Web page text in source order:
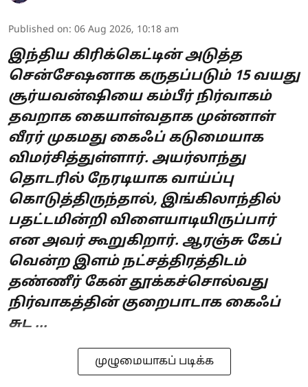
Published on: 06 Aug 2026, 10:18 am
இந்திய கிரிக்கெட்டின் அடுத்த
சென்சேஷனாக கருதப்படும் 15 வயது
சூர்யவன்ஷியை கம்பீர் நிர்வாகம்
தவறாக கையாள்வதாக முன்னாள்
வீரர் முகமது கைஃப் கடுமையாக
விமர்சித்துள்ளார். அயர்லாந்து
தொடரில் நேரடியாக வாய்ப்பு
கொடுத்திருந்தால், இங்கிலாந்தில்
பதட்டமின்றி விளையாடியிருப்பார்
என அவர் கூறுகிறார். ஆரஞ்சு கேப்
வென்ற இளம் நட்சத்திரத்திடம்
தண்ணீர் கேன் தூக்கச்சொல்வது
நிர்வாகத்தின் குறைபாடாக கைஃப்
சுட ...
முழுமையாகப் படிக்க